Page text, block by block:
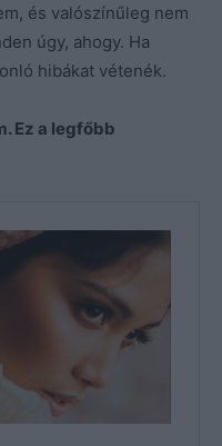
és valószínűleg nem
úgy, ahogy. Ha
hibákat vétenék.
Ez a legfőbb